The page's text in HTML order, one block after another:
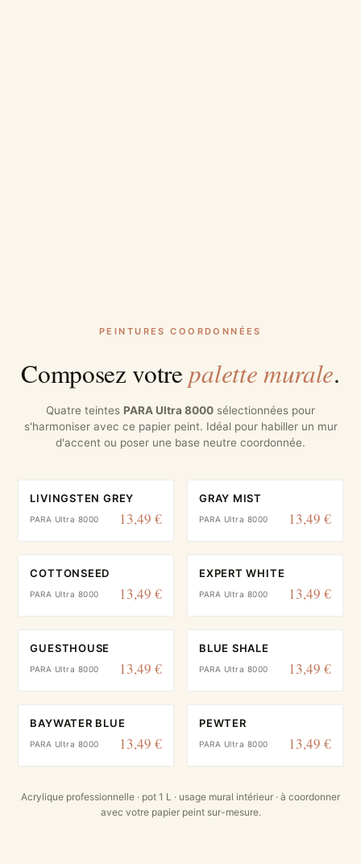
PEINTURES COORDONNÉES
Composez votrepalette murale.
Quatre teintes PARA Ultra 8000 sélectionnées pour
s'harmoniser avec ce papier peint. Idéal pour habiller un mur
d'accent ou poser une base neutre coordonnée.
LIVINGSTEN GREY
PARA Ultra 8000 13,49 €
GRAY MIST
PARA Ultra 8000 13,49 €
COTTONSEED
PARA Ultra 8000 13,49 €
EXPERT WHITE
PARA Ultra 8000 13,49 €
GUESTHOUSE
PARA Ultra 8000 13,49 €
BLUE SHALE
PARA Ultra 8000 13,49 €
BAYWATER BLUE
PARA Ultra 8000 13,49 €
PEWTER
PARA Ultra 8000 13,49 €
Acrylique professionnelle · pot 1 L · usage mural intérieur · à coordonner
avec votre papier peint sur-mesure.